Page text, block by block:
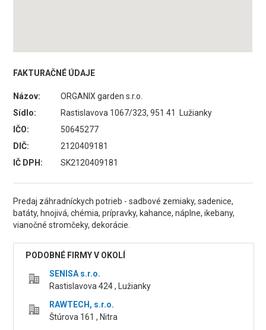
FAKTURAČNÉ ÚDAJE
Názov:
ORGANIX garden s.r.o.
Sídlo:
Rastislavova 1067/323, 951 41 Lužianky
IČO:
50645277
DIČ:
2120409181
IČ DPH:
SK2120409181
Predaj záhradníckych potrieb - sadbové zemiaky, sadenice,
batáty, hnojivá, chémia, prípravky, kahance, náplne, ikebany,
vianočné stromčeky, dekorácie.
PODOBNÉ FIRMY V OKOLÍ
SENISA s.r.o.
Rastislavova 424 , Lužianky
RAWTECH, s.r.o.
Štúrova 161 , Nitra